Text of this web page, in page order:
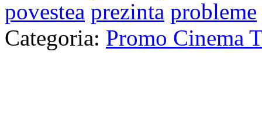
povestea prezinta probleme
Categoria: Promo Cinema